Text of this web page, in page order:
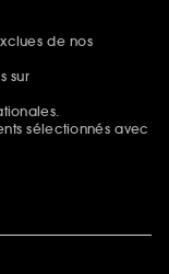
de nos
sur
sélectionnés avec